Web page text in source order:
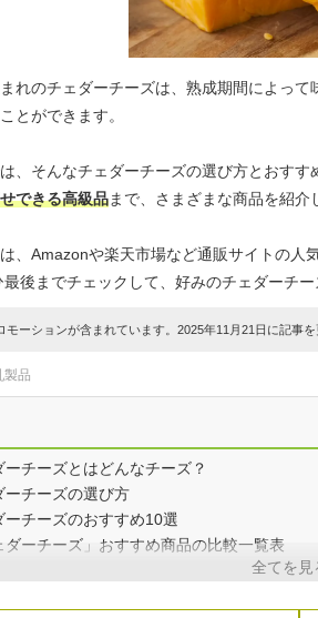
れのチェダーチーズは、熟成期間によっ
とができます。
、そんなチェダーチーズの選び方とおすす
できる高級品まで、さまざまな商品を紹介
、Amazonや楽天市場など通販サイトの人
最後までチェックして、好みのチェダーチー
モーションが含まれています。2025年11月21日に記事
製品
ーチーズとはどんなチーズ？
ーチーズの選び方
ーチーズのおすすめ10選
ダーチーズ」おすすめ商品の比較一覧表
全てを見